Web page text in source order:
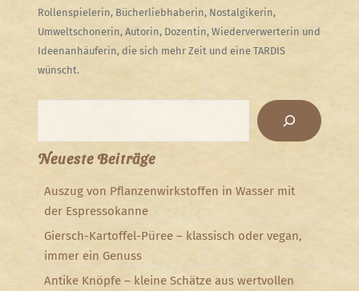
Rollenspielerin, Bücherliebhaberin, Nostalgikerin,
Umweltschonerin, Autorin, Dozentin, Wiederverwerterin und
Ideenanhäuferin, die sich mehr Zeit und eine TARDIS
wünscht.
Neueste Beiträge
Auszug von Pflanzenwirkstoffen in Wasser mit
der Espressokanne
Giersch-Kartoffel-Püree – klassisch oder vegan,
immer ein Genuss
Antike Knöpfe – kleine Schätze aus wertvollen